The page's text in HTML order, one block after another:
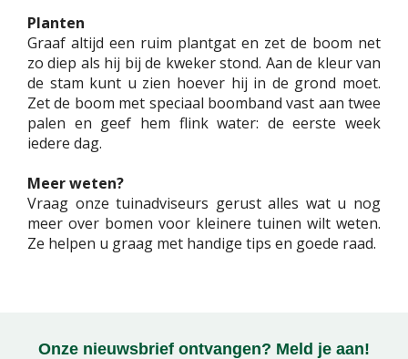
Planten
Graaf altijd een ruim plantgat en zet de boom net
zo diep als hij bij de kweker stond. Aan de kleur van
de stam kunt u zien hoever hij in de grond moet.
Zet de boom met speciaal boomband vast aan twee
palen en geef hem flink water: de eerste week
iedere dag.
Meer weten?
Vraag onze tuinadviseurs gerust alles wat u nog
meer over bomen voor kleinere tuinen wilt weten.
Ze helpen u graag met handige tips en goede raad.
Onze nieuwsbrief ontvangen? Meld je aan!